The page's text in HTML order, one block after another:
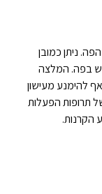
ניתן כמובן
בפה. המלצה
להימנע מעישון
תרופות הפעלות
הקרנות.